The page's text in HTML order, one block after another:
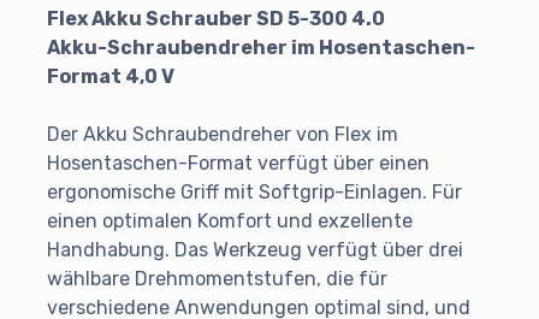
Flex Akku Schrauber SD 5-300 4.0
Akku-Schraubendreher im Hosentaschen-
Format 4,0 V
Der Akku Schraubendreher von Flex im
Hosentaschen-Format verfügt über einen
ergonomische Griff mit Softgrip-Einlagen. Für
einen optimalen Komfort und exzellente
Handhabung. Das Werkzeug verfügt über drei
wählbare Drehmomentstufen, die für
verschiedene Anwendungen optimal sind, und